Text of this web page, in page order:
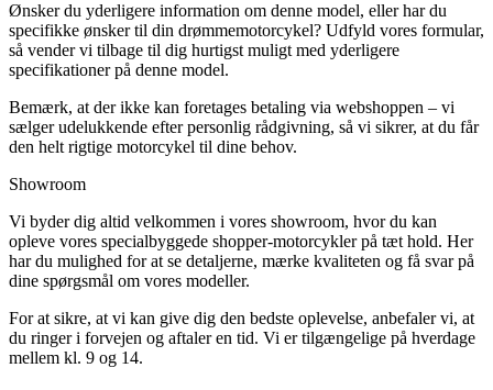
Ønsker du yderligere information om denne model, eller har du
specifikke ønsker til din drømmemotorcykel? Udfyld vores formular,
så vender vi tilbage til dig hurtigst muligt med yderligere
specifikationer på denne model.
Bemærk, at der ikke kan foretages betaling via webshoppen – vi
sælger udelukkende efter personlig rådgivning, så vi sikrer, at du får
den helt rigtige motorcykel til dine behov.
Showroom
Vi byder dig altid velkommen i vores showroom, hvor du kan
opleve vores specialbyggede shopper-motorcykler på tæt hold. Her
har du mulighed for at se detaljerne, mærke kvaliteten og få svar på
dine spørgsmål om vores modeller.
For at sikre, at vi kan give dig den bedste oplevelse, anbefaler vi, at
du ringer i forvejen og aftaler en tid. Vi er tilgængelige på hverdage
mellem kl. 9 og 14.